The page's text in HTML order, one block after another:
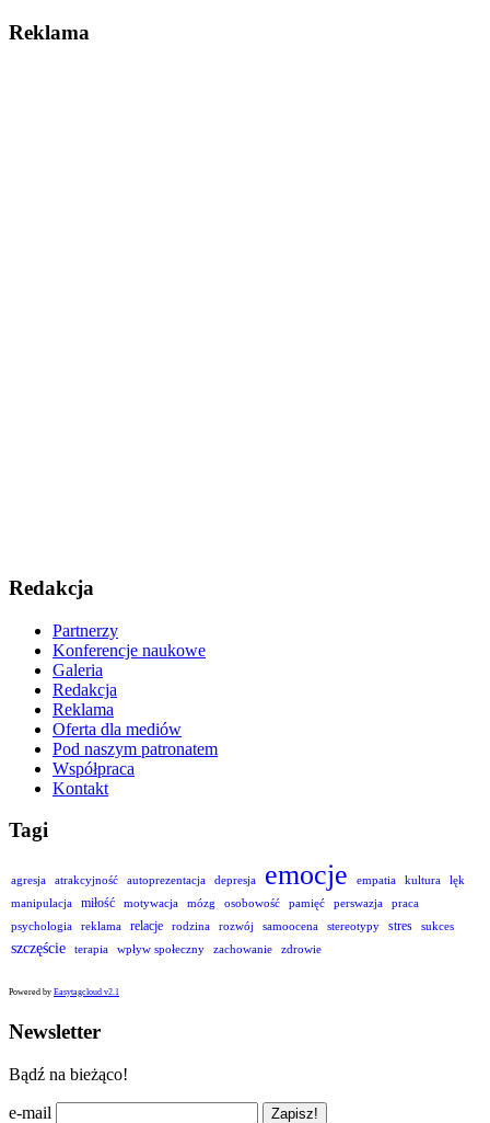
Reklama
Redakcja
Partnerzy
Konferencje naukowe
Galeria
Redakcja
Reklama
Oferta dla mediów
Pod naszym patronatem
Współpraca
Kontakt
Tagi
agresja atrakcyjność autoprezentacja depresja emocje empatia kultura
lęk
manipulacja
miłość motywacja mózg osobowość pamięć perswazja
praca
psychologia
reklama relacje rodzina rozwój samoocena stereotypy stres sukces
szczęście terapia wpływ społeczny zachowanie zdrowie
Powered by Easytagcloud v2.1
Newsletter
Bądź na bieżąco!
e-mail